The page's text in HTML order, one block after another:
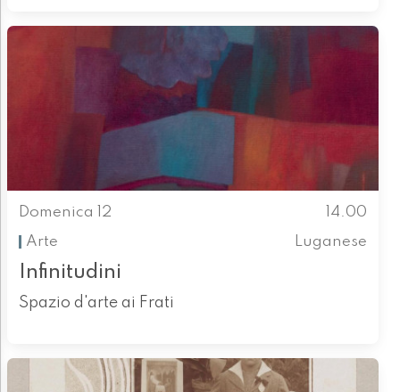
Domenica 12
14.00
Arte
Luganese
Infinitudini
Spazio d'arte ai Frati